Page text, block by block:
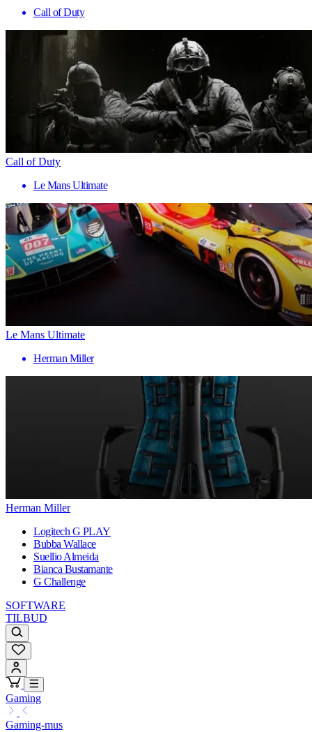
Call of Duty
Call of Duty
Le Mans Ultimate
Le Mans Ultimate
Herman Miller
Herman Miller
Logitech G PLAY
Bubba Wallace
Suellio Almeida
Bianca Bustamante
G Challenge
SOFTWARE
TILBUD
Gaming
Gaming-mus